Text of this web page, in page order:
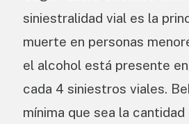
siniestralidad vial es la
muerte en personas
el alcohol está presente
cada 4 siniestros viales.
mínima que sea la cantidad